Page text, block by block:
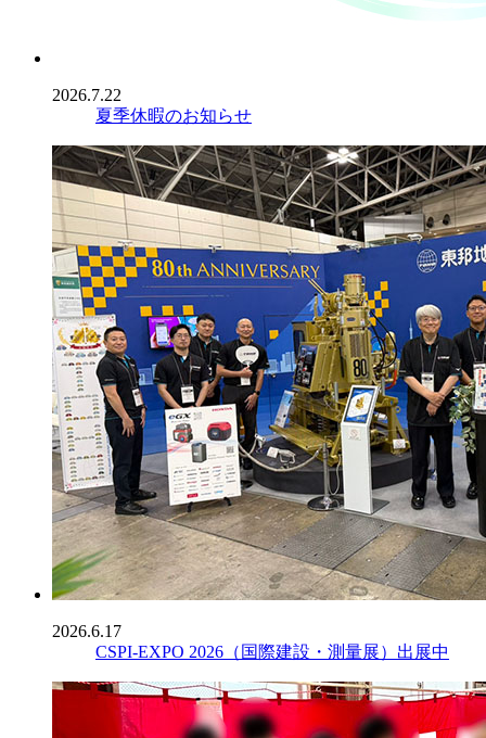
2026.7.22
夏季休暇のお知らせ
2026.6.17
CSPI-EXPO 2026（国際建設・測量展）出展中